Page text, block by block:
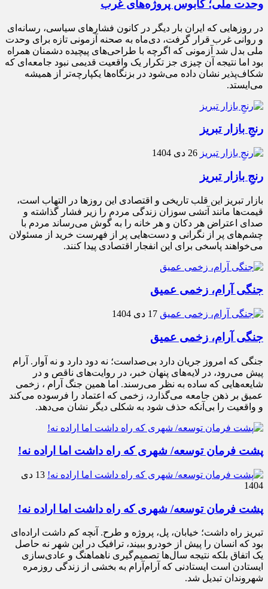
وحدت ملی؛ کابوس پروژه‌های غرب
در روزهایی که ایران بار دیگر در کانون فشارهای سیاسی، رسانه‌ای
و روانی غرب قرار گرفت، دی‌ماه به صحنه آزمونی تازه برای وحدت
ملی بدل شد آزمونی که اگرچه با طراحی‌های پیچیده دشمنان همراه
بود اما نتیجه آن چیزی جز تکرار یک واقعیت قدیمی نبود جامعه‌ای که
شکاف‌پذیر نشان داده می‌شود در بزنگاه‌ها یکپارچه‌تر از همیشه
می‌ایستد.
رنجِ بازار تبریز
26 دی 1404
رنجِ بازار تبریز
بازار تبریز این قلب تاریخی و اقتصادی این روزها در التهاب است،
قیمت‌ها مانند آتشی سوزان زندگی مردم را زیر فشار گذاشته و
صدای اعتراض هر دکان و هر خانه را به گوش می‌رساند مردم با
چشم‌های پر از نگرانی و دست‌هایی پر از فهرست خرید از مسئولان
می‌خواهند پاسخی برای این انفجار اقتصادی پیدا کنند.
جنگی آرام، زخمی عمیق
17 دی 1404
جنگی آرام، زخمی عمیق
جنگی که امروز جریان دارد بی‌صداست؛ نه دود دارد و نه آوار. آرام
پیش می‌رود، در لایه‌های پنهان خبر، در روایت‌های ناقص و در
شایعه‌هایی که ساده به نظر می‌رسند. اما همین جنگ آرام ، زخمی
عمیق بر ذهن جامعه می‌گذارد، زخمی که اعتماد را فرسوده می‌کند
و واقعیت را بی‌آنکه حذف شود به شکلی دیگر نشان می‌دهد.
پشت فرمان توسعه/ شهری که راه داشت اما اراده نه!
13 دی
1404
پشت فرمان توسعه/ شهری که راه داشت اما اراده نه!
تبریز راه داشت؛ خیابان، پل، پروژه و طرح. آنچه کم داشت اراده‌ای
بود که انسان را پیش از خودرو ببیند، ترافیک در این شهر نه حاصل
یک اتفاق بلکه نتیجه سال‌ها تصمیم‌گیری ناهماهنگ و عادی‌سازی
ایستادن است ایستادنی که آرام‌آرام به بخشی از زندگی روزمره
شهروندان تبدیل شد.